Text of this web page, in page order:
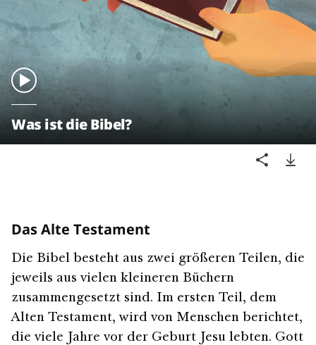
Was ist die Bibel?
Das Alte Testament
Die Bibel besteht aus zwei größeren Teilen, die
jeweils aus vielen kleineren Büchern
zusammengesetzt sind. Im ersten Teil, dem
Alten Testament, wird von Menschen berichtet,
die viele Jahre vor der Geburt Jesu lebten. Gott